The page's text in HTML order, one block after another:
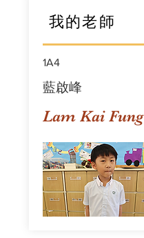
我的老師
1A4
藍啟峰
Lam Kai Fung